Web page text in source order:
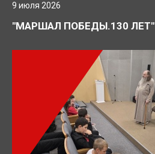
9 июля 2026
"МАРШАЛ ПОБЕДЫ.130 ЛЕТ"